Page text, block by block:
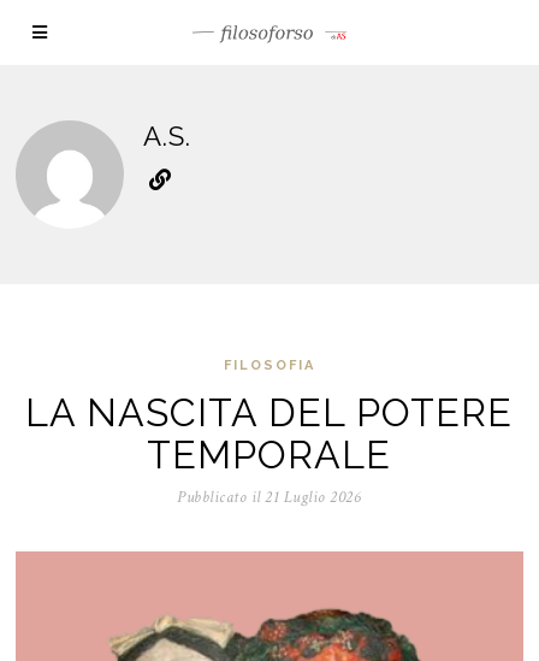
A.S.
FILOSOFIA
LA NASCITA DEL POTERE
TEMPORALE
Pubblicato il21 Luglio 2026